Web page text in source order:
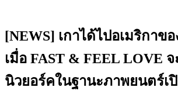
[NEWS] เกาได้ไปอเมริกาข
เมื่อ FAST & FEEL LOVE จ
นิวยอร์คในฐานะภาพยนตร์เ